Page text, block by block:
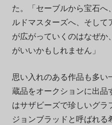
た。「セーブルから宝石
ルドマスターズへ、そし
が広がっていくのはなぜか
がいいかもしれません」
思い入れのある作品も多
蔵品をオークションに出
はサザビーズで珍しいグ
ジョンブラッドと呼ばれ